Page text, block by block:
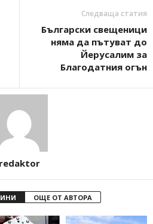
Следваща статия
Български свещеници
няма да пътуват до
Йерусалим за
Благодатния огън
redaktor
ОЩЕ ОТ АВТОРА